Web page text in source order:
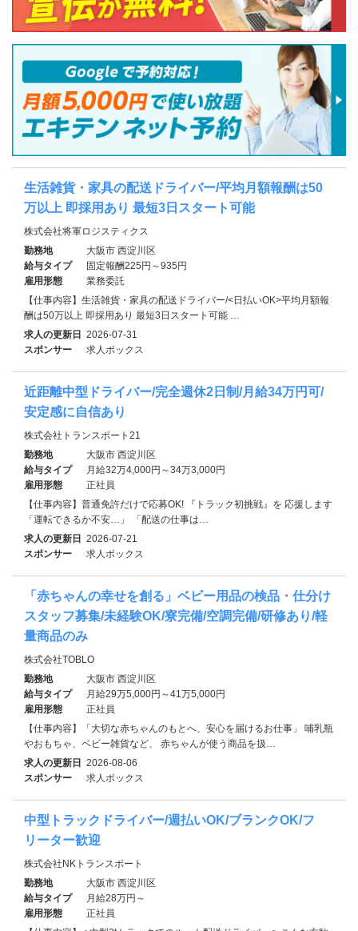
生活雑貨・家具の配送ドライバー/平均月額報酬は50
万以上 即採用あり 最短3日スタート可能
株式会社将軍ロジスティクス
勤務地
大阪市 西淀川区
給与タイプ
固定報酬225円～935円
雇用形態
業務委託
【仕事内容】生活雑貨・家具の配送ドライバー/<日払いOK>平均月額報
酬は50万以上 即採用あり 最短3日スタート可能 …
求人の更新日 2026-07-31
スポンサー
求人ボックス
近距離中型ドライバー/完全週休2日制/月給34万円可/
安定感に自信あり
株式会社トランスポート21
勤務地
大阪市 西淀川区
給与タイプ
月給32万4,000円～34万3,000円
雇用形態
正社員
【仕事内容】普通免許だけで応募OK! 『トラック初挑戦』を 応援します
「運転できるか不安…」 「配送の仕事は…
求人の更新日 2026-07-21
スポンサー
求人ボックス
「赤ちゃんの幸せを創る」ベビー用品の検品・仕分け
スタッフ募集/未経験OK/寮完備/空調完備/研修あり/軽
量商品のみ
株式会社TOBLO
勤務地
大阪市 西淀川区
給与タイプ
月給29万5,000円～41万5,000円
雇用形態
正社員
【仕事内容】「大切な赤ちゃんのもとへ、安心を届けるお仕事」 哺乳瓶
やおもちゃ、ベビー雑貨など、 赤ちゃんが使う商品を扱…
求人の更新日 2026-08-06
スポンサー
求人ボックス
中型トラックドライバー/週払いOK/ブランクOK/フ
リーター歓迎
株式会社NKトランスポート
勤務地
大阪市 西淀川区
給与タイプ
月給28万円～
雇用形態
正社員